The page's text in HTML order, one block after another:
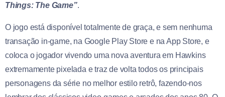
Things: The Game”.
O jogo está disponível totalmente de graça, e sem nenhuma
transação in-game, na Google Play Store e na App Store, e
coloca o jogador vivendo uma nova aventura em Hawkins
extremamente pixelada e traz de volta todos os principais
personagens da série no melhor estilo retrô, fazendo-nos